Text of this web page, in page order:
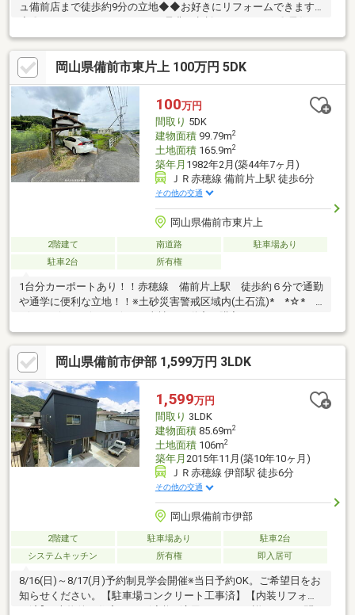
ュ備前店まで徒歩約9分の立地◆◆お好きにリフォームできます
用、収益用とお好きにご検討ください♪【周辺環境】・片上小学校
まで徒歩約8分・備前中学校まで徒歩約28分・トマト銀行片上支
店まで徒歩約4分・マックスバリュ備前店まで徒歩約9分・JR西片
上駅まで徒歩約1分〇お問い合わせ〇見学希望、詳細気になる方は
下記までお気軽にお問い合わせ下さい♪ばんな不動産 086-201-
3488
岡山県備前市東片上 100万円 5DK
100万円
間取り 5DK
建物面積99.79m2
土地面積165.9m2
築年月 1982年2月(築44年7ヶ月)
ＪＲ赤穂線 備前片上駅 徒歩6分
その他の交通
岡山県備前市東片上
2階建て 南道路
駐車場あり
駐車2台
所有権
1台分カーポートあり！！赤穂線 備前片上駅 徒歩約６分で通勤
や通学に便利な立地！！※土砂災害警戒区域内(土石流)* *☆*
*☆* *☆* *☆* *☆* *当社は不動産の購入からリノベーショ
ンまでワンストップでサポートいたします。高い技術力とデザイ
ン力で失敗しないリフォームを実現。中古物件をリノベ・リフォ
ームで蘇らせます。物件購入費用とリノベ工事費用を一緒にロー
ンで組む提案も可能です。3Dモデリングでリフォームの完成予想
図を立体的に表現。お気軽にご相談くださ
い。 * *☆* *☆* *☆*
*☆* *☆* *
岡山県備前市伊部 1,599万円 3LDK
1,599万円
間取り 3LDK
建物面積85.69m2
土地面積106m2
築年月 2015年11月(築10年10ヶ月)
ＪＲ赤穂線 伊部駅 徒歩6分
その他の交通
岡山県備前市伊部
2階建て 駐車場あり
駐車2台
システムキッチン
所有権 即入居可
8/16(日)～8/17(月)予約制見学会開催※当日予約OK。ご希望日をお
知らせください。【駐車場コンクリート工事済】【内装リフォー